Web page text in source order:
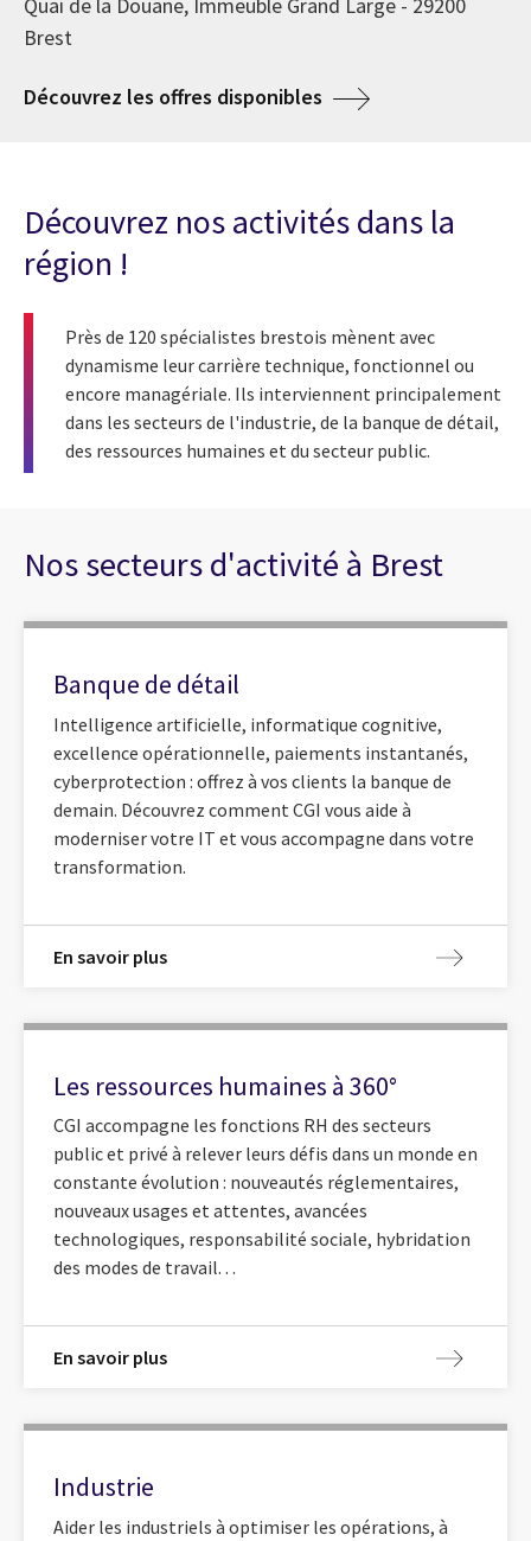
Brest
Découvrez les offres disponibles
Découvrez nos activités dans la
région !
Près de 120 spécialistes brestois mènent avec
dynamisme leur carrière technique, fonctionnel ou
encore managériale. Ils interviennent principalement
dans les secteurs de l'industrie, de la banque de détail,
des ressources humaines et du secteur public.
Nos secteurs d'activité à Brest
Banque de détail
Intelligence artificielle, informatique cognitive,
excellence opérationnelle, paiements instantanés,
cyberprotection : offrez à vos clients la banque de
demain. Découvrez comment CGI vous aide à
moderniser votre IT et vous accompagne dans votre
transformation.
En savoir plus
Les ressources humaines à 360°
CGI accompagne les fonctions RH des secteurs
public et privé à relever leurs défis dans un monde en
constante évolution : nouveautés réglementaires,
nouveaux usages et attentes, avancées
technologiques, responsabilité sociale, hybridation
des modes de travail. . .
En savoir plus
Industrie
Aider les industriels à optimiser les opérations, à